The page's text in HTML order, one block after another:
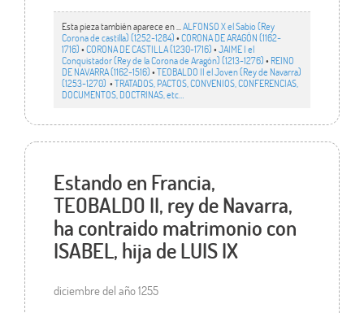
Esta pieza también aparece en ... ALFONSO X el Sabio (Rey
Corona de castilla) (1252-1284)•CORONA DE ARAGÓN (1162-
1716)•CORONA DE CASTILLA (1230-1716)•JAIME I el
Conquistador (Rey de la Corona de Aragón) (1213-1276)• REINO
DE NAVARRA (1162-1516)•TEOBALDO II el Joven (Rey de Navarra)
(1253-1270) •TRATADOS, PACTOS, CONVENIOS, CONFERENCIAS,
DOCUMENTOS, DOCTRINAS, etc…
Estando en Francia,
TEOBALDO II, rey de Navarra,
ha contraido matrimonio con
ISABEL, hija de LUIS IX
diciembre del año 1255